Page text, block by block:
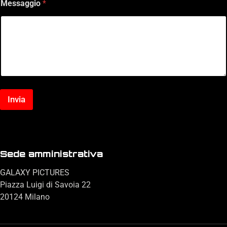
Messaggio *
Invia
Sede amministrativa
GALAXY PICTURES
Piazza Luigi di Savoia 22
20124 Milano